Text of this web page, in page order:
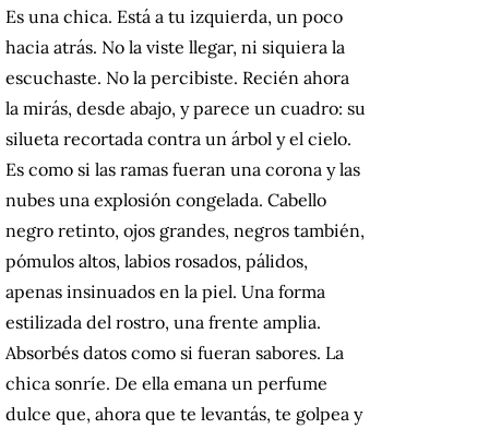
Es una chica. Está a tu izquierda, un poco
hacia atrás. No la viste llegar, ni siquiera la
escuchaste. No la percibiste. Recién ahora
la mirás, desde abajo, y parece un cuadro: su
silueta recortada contra un árbol y el cielo.
Es como si las ramas fueran una corona y las
nubes una explosión congelada. Cabello
negro retinto, ojos grandes, negros también,
pómulos altos, labios rosados, pálidos,
apenas insinuados en la piel. Una forma
estilizada del rostro, una frente amplia.
Absorbés datos como si fueran sabores. La
chica sonríe. De ella emana un perfume
dulce que, ahora que te levantás, te golpea y